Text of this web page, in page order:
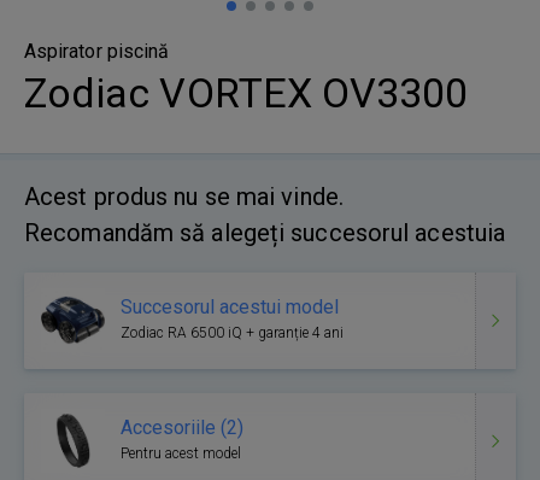
Aspirator piscină
Zodiac VORTEX OV3300
Acest produs nu se mai vinde.
Recomandăm să alegeți succesorul acestuia
Succesorul acestui model
Zodiac RA 6500 iQ + garanție 4 ani
Accesoriile (2)
Pentru acest model